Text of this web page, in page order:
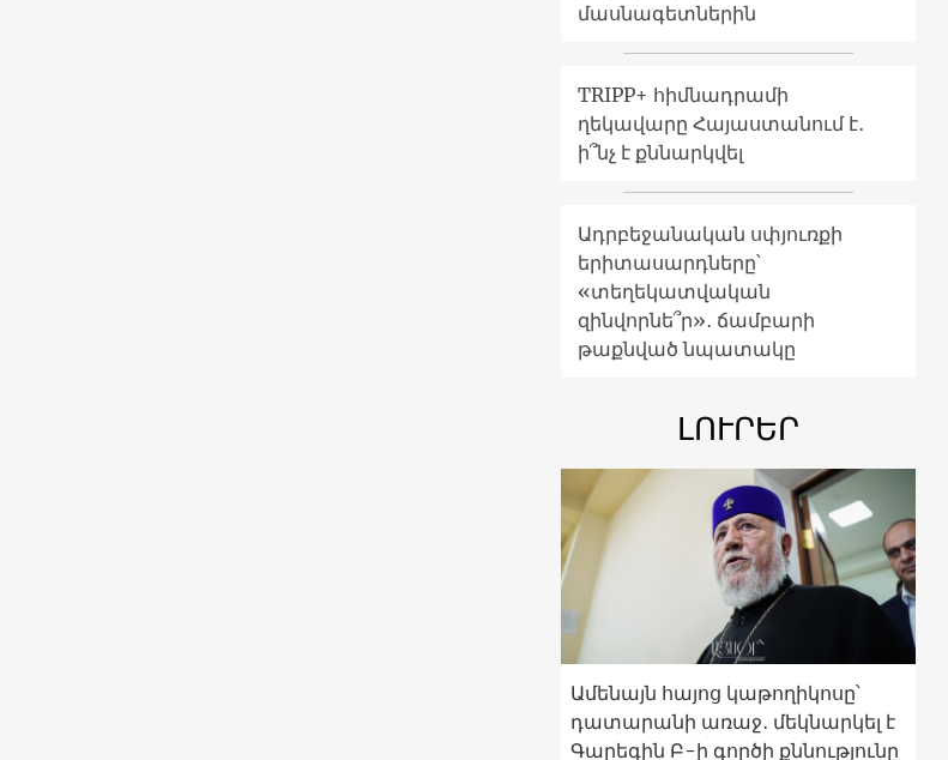
մասնագետներին
TRIPP+ հիմնադրամի
ղեկավարը Հայաստանում է․
ի՞նչ է քննարկվել
Ադրբեջանական սփյուռքի
երիտասարդները՝
«տեղեկատվական
զինվորնե՞ր»․ ճամբարի
թաքնված նպատակը
ԼՈՒՐԵՐ
Ամենայն հայոց կաթողիկոսը՝
դատարանի առաջ․ մեկնարկել է
Գարեգին Բ-ի գործի քննությունը